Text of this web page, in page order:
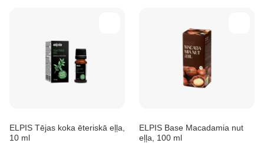
ELPIS Tējas koka ēteriskā eļļa,
10 ml
ELPIS Base Macadamia nut
eļļa, 100 ml